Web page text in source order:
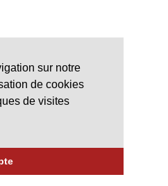
sur notre
de cookies
de visites